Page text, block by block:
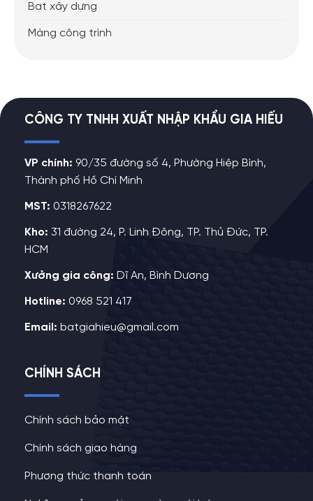
Bạt xây dựng
Màng công trình
CÔNG TY TNHH XUẤT NHẬP KHẨU GIA HIẾU
VP chính: 90/35 đường số 4, Phường Hiệp Bình,
Thành phố Hồ Chí Minh
MST: 0318267622
Kho: 31 đường 24, P. Linh Đông, TP. Thủ Đức, TP.
HCM
Xưởng gia công: Dĩ An, Bình Dương
Hotline: 0968 521 417
Email: batgiahieu@gmail.com
CHÍNH SÁCH
Chính sách bảo mật
Chính sách giao hàng
Phương thức thanh toán